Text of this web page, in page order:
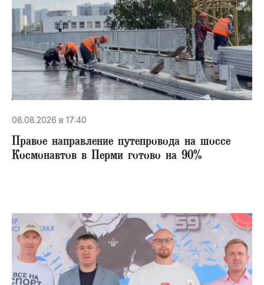
08.08.2026 в 17:40
Правое направление путепровода на шоссе
Космонавтов в Перми готово на 90%